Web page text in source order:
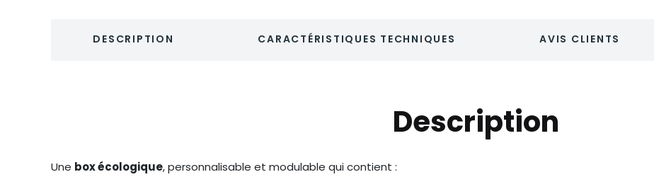
DESCRIPTION CARACTÉRISTIQUES TECHNIQUES AVIS CLIENTS
Description
Une box écologique, personnalisable et modulable qui contient :